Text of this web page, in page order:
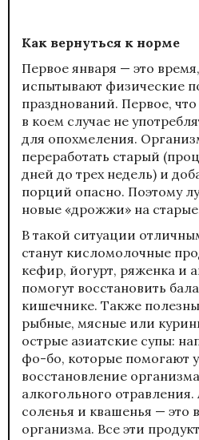
Как вернуться к норме
Первое января — это
испытывают физические
празднований. Первое,
в коем случае не
для опохмеления.
переработать старый
дней до трех недель) и
порций опасно. Поэтому
новые «дрожжи» на
В такой ситуации
станут кисломолочные
кефир, йогурт, ряженка и
помогут восстановить
кишечнике. Также
рыбные, мясные или
острые азиатские супы:
фо-бо, которые помогают
восстановление
алкогольного
соленья и квашенья — это
организма. Все эти